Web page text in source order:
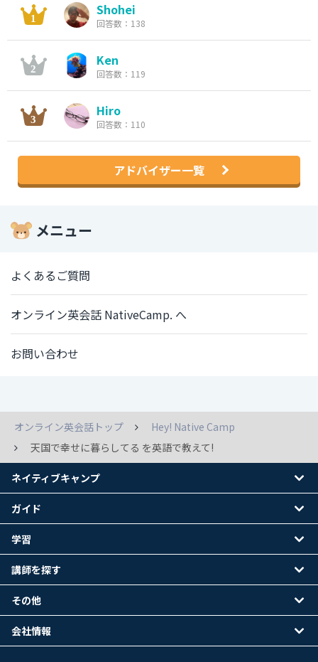
Shohei
回答数：138
Ken
回答数：119
Hiro
回答数：110
アドバイザー一覧
メニュー
よくあるご質問
オンライン英会話 NativeCamp. へ
お問い合わせ
オンライン英会話トップ
Hey! Native Camp
天国で幸せに暮らしてる を英語で教えて!
ネイティブキャンプ
ガイド
学習
講師を探す
その他
会社情報